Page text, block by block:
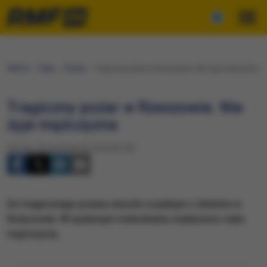
Tragiczny pożar w Rzeszowie. Nie
żyje mężczyzna